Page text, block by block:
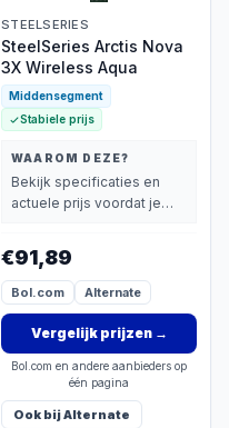
STEELSERIES
SteelSeries Arctis Nova
3X Wireless Aqua
Middensegment
Stabiele prijs
WAAROM DEZE?
Bekijk specificaties en
actuele prijs voordat je
€91,89
Bol.com Alternate
Vergelijk prijzen→
Bol.com en andere aanbieders op
één pagina
Ook bijAlternate